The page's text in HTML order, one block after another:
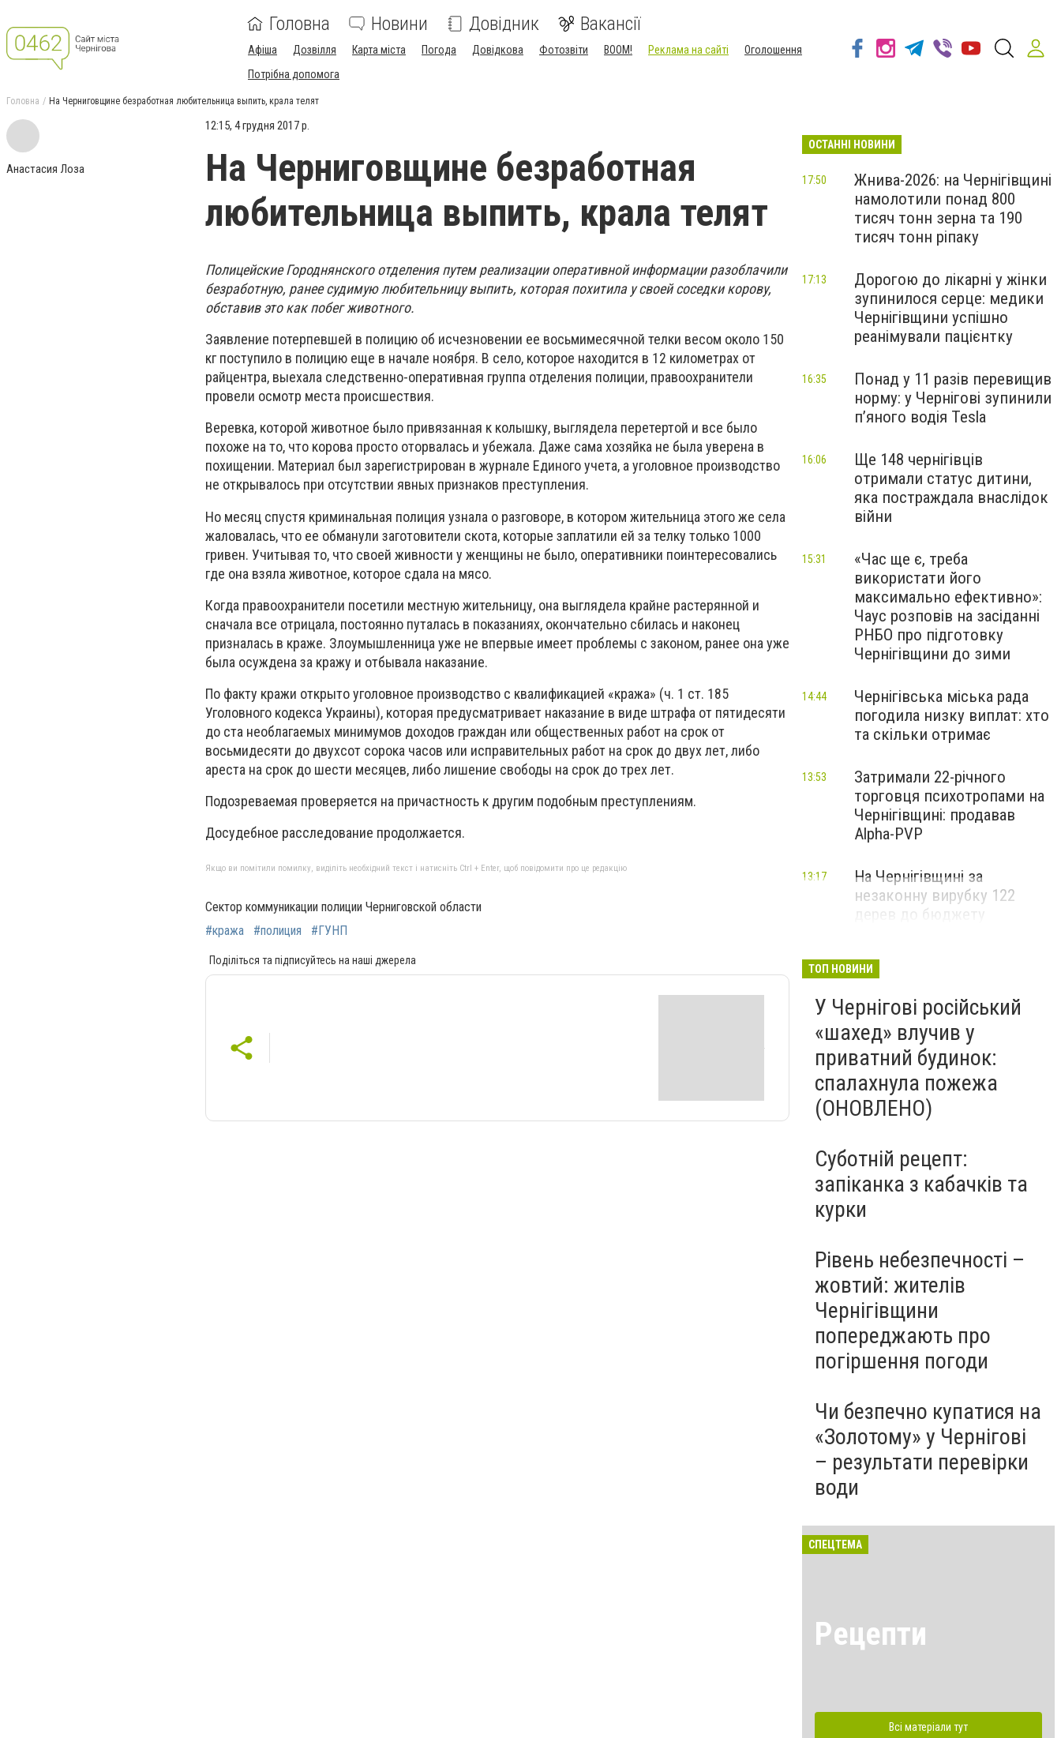
Головна Новини Довідник Вакансії
Афіша Дозвілля Карта міста Погода Довідкова Фотозвіти BOOM! Реклама на сайті
Оголошення
Потрібна допомога
Головна На Черниговщине безработная любительница выпить, крала телят
Анастасия Лоза
12:15, 4 грудня 2017 р.
На Черниговщине безработная
любительница выпить, крала телят
Полицейские Городнянского отделения путем реализации оперативной информации разоблачили
безработную, ранее судимую любительницу выпить, которая похитила у своей соседки корову,
обставив это как побег животного.
Заявление потерпевшей в полицию об исчезновении ее восьмимесячной телки весом около 150
кг поступило в полицию еще в начале ноября. В село, которое находится в 12 километрах от
райцентра, выехала следственно-оперативная группа отделения полиции, правоохранители
провели осмотр места происшествия.
Веревка, которой животное было привязанная к колышку, выглядела перетертой и все было
похоже на то, что корова просто оторвалась и убежала. Даже сама хозяйка не была уверена в
похищении. Материал был зарегистрирован в журнале Единого учета, а уголовное производство
не открывалось при отсутствии явных признаков преступления.
Но месяц спустя криминальная полиция узнала о разговоре, в котором жительница этого же села
жаловалась, что ее обманули заготовители скота, которые заплатили ей за телку только 1000
гривен. Учитывая то, что своей живности у женщины не было, оперативники поинтересовались
где она взяла животное, которое сдала на мясо.
Когда правоохранители посетили местную жительницу, она выглядела крайне растерянной и
сначала все отрицала, постоянно путалась в показаниях, окончательно сбилась и наконец
призналась в краже. Злоумышленница уже не впервые имеет проблемы с законом, ранее она уже
была осуждена за кражу и отбывала наказание.
По факту кражи открыто уголовное производство с квалификацией «кража» (ч. 1 ст. 185
Уголовного кодекса Украины), которая предусматривает наказание в виде штрафа от пятидесяти
до ста необлагаемых минимумов доходов граждан или общественных работ на срок от
восьмидесяти до двухсот сорока часов или исправительных работ на срок до двух лет, либо
ареста на срок до шести месяцев, либо лишение свободы на срок до трех лет.
Подозреваемая проверяется на причастность к другим подобным преступлениям.
Досудебное расследование продолжается.
Якщо ви помітили помилку, виділіть необхідний текст і натисніть Ctrl + Enter, щоб повідомити про це редакцію
Сектор коммуникации полиции Черниговской области
#кража
#полиция #ГУНП
Поділіться та підписуйтесь на наші джерела
ОСТАННІ НОВИНИ
Жнива-2026: на Чернігівщині
намолотили понад 800
тисяч тонн зерна та 190
тисяч тонн ріпаку
17:50
Дорогою до лікарні у жінки
зупинилося серце: медики
Чернігівщини успішно
реанімували пацієнтку
17:13
Понад у 11 разів перевищив
норму: у Чернігові зупинили
пʼяного водія Tesla
16:35
Ще 148 чернігівців
отримали статус дитини,
яка постраждала внаслідок
війни
16:06
«Час ще є, треба
використати його
максимально ефективно»:
Чаус розповів на засіданні
РНБО про підготовку
Чернігівщини до зими
15:31
Чернігівська міська рада
погодила низку виплат: хто
та скільки отримає
14:44
Затримали 22-річного
торговця психотропами на
Чернігівщині: продавав
Alpha-PVP
13:53
На Чернігівщині за
незаконну вирубку 122
дерев до бюджету
13:17
ТОП НОВИНИ
У Чернігові російський
«шахед» влучив у
приватний будинок:
спалахнула пожежа
(ОНОВЛЕНО)
Суботній рецепт:
запіканка з кабачків та
курки
Рівень небезпечності –
жовтий: жителів
Чернігівщини
попереджають про
погіршення погоди
Чи безпечно купатися на
«Золотому» у Чернігові
– результати перевірки
води
СПЕЦТЕМА
Рецепти
Всі матеріали тут